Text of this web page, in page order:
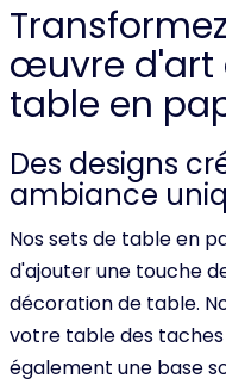
œuvre d'art
table en
Des designs
ambiance
Nos sets de table en
d'ajouter une touche
décoration de table.
votre table des
également une base